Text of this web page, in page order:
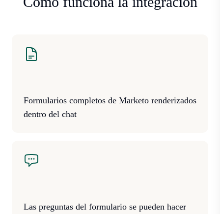
Formularios completos de Marketo renderizados
dentro del chat
Las preguntas del formulario se pueden hacer